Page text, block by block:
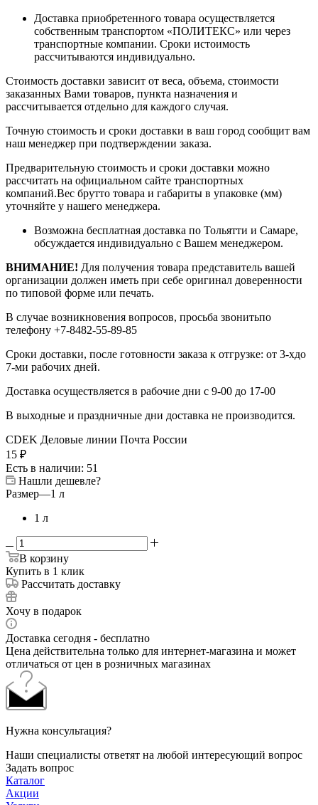
Доставка приобретенного товара осуществляется
собственным транспортом «ПОЛИТЕКС» или через
транспортные компании. Сроки истоимость
рассчитываются индивидуально.
Стоимость доставки зависит от веса, объема, стоимости
заказанных Вами товаров, пункта назначения и
рассчитывается отдельно для каждого случая.
Точную стоимость и сроки доставки в ваш город сообщит вам
наш менеджер при подтверждении заказа.
Предварительную стоимость и сроки доставки можно
рассчитать на официальном сайте транспортных
компаний.Вес брутто товара и габариты в упаковке (мм)
уточняйте у нашего менеджера.
Возможна бесплатная доставка по Тольятти и Самаре,
обсуждается индивидуально с Вашем менеджером.
ВНИМАНИЕ! Для получения товара представитель вашей
организации должен иметь при себе оригинал доверенности
по типовой форме или печать.
В случае возникновения вопросов, просьба звонитьпо
телефону +7-8482-55-89-85
Сроки доставки, после готовности заказа к отгрузке: от 3-хдо
7-ми рабочих дней.
Доставка осуществляется в рабочие дни с 9-00 до 17-00
В выходные и праздничные дни доставка не производится.
CDEK Деловые линии Почта России
15 ₽
Есть в наличии: 51
Нашли дешевле?
Размер—1 л
1 л
В корзину
Купить в 1 клик
Рассчитать доставку
Хочу в подарок
Доставка сегодня - бесплатно
Цена действительна только для интернет-магазина и может
отличаться от цен в розничных магазинах
Нужна консультация?
Наши специалисты ответят на любой интересующий вопрос
Задать вопрос
Каталог
Акции